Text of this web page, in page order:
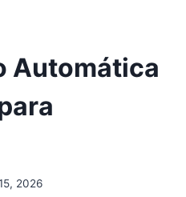
Automática
2026